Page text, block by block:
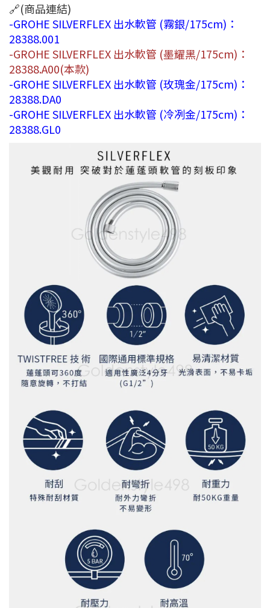
🔗(商品連結)
-GROHE SILVERFLEX 出水軟管 (霧銀/175cm)：
28388.001
-GROHE SILVERFLEX 出水軟管 (墨耀黑/175cm)：
28388.A00(本款)
-GROHE SILVERFLEX 出水軟管 (玫瑰金/175cm)：
28388.DA0
-GROHE SILVERFLEX 出水軟管 (冷冽金/175cm)：
28388.GL0